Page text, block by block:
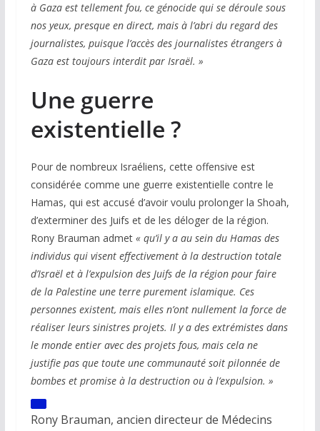
à Gaza est tellement fou, ce génocide qui se déroule sous
nos yeux, presque en direct, mais à l’abri du regard des
journalistes, puisque l’accès des journalistes étrangers à
Gaza est toujours interdit par Israël. »
Une guerre
existentielle ?
Pour de nombreux Israéliens, cette offensive est
considérée comme une guerre existentielle contre le
Hamas, qui est accusé d’avoir voulu prolonger la Shoah,
d’exterminer des Juifs et de les déloger de la région.
Rony Brauman admet « qu’il y a au sein du Hamas des
individus qui visent effectivement à la destruction totale
d’Israël et à l’expulsion des Juifs de la région pour faire
de la Palestine une terre purement islamique. Ces
personnes existent, mais elles n’ont nullement la force de
réaliser leurs sinistres projets. Il y a des extrémistes dans
le monde entier avec des projets fous, mais cela ne
justifie pas que toute une communauté soit pilonnée de
bombes et promise à la destruction ou à l’expulsion. »
Rony Brauman, ancien directeur de Médecins